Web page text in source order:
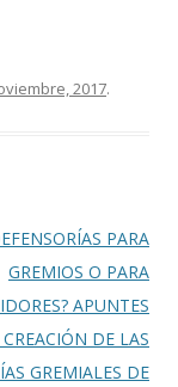
2017.
PARA
GREMIOS O PARA
APUNTES
DE LAS
GREMIALES DE